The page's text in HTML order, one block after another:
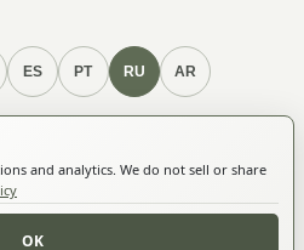
ES PT RU AR
and analytics. We do not sell or share
OK